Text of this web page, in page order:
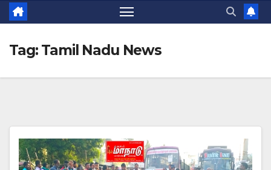
Tag: Tamil Nadu News